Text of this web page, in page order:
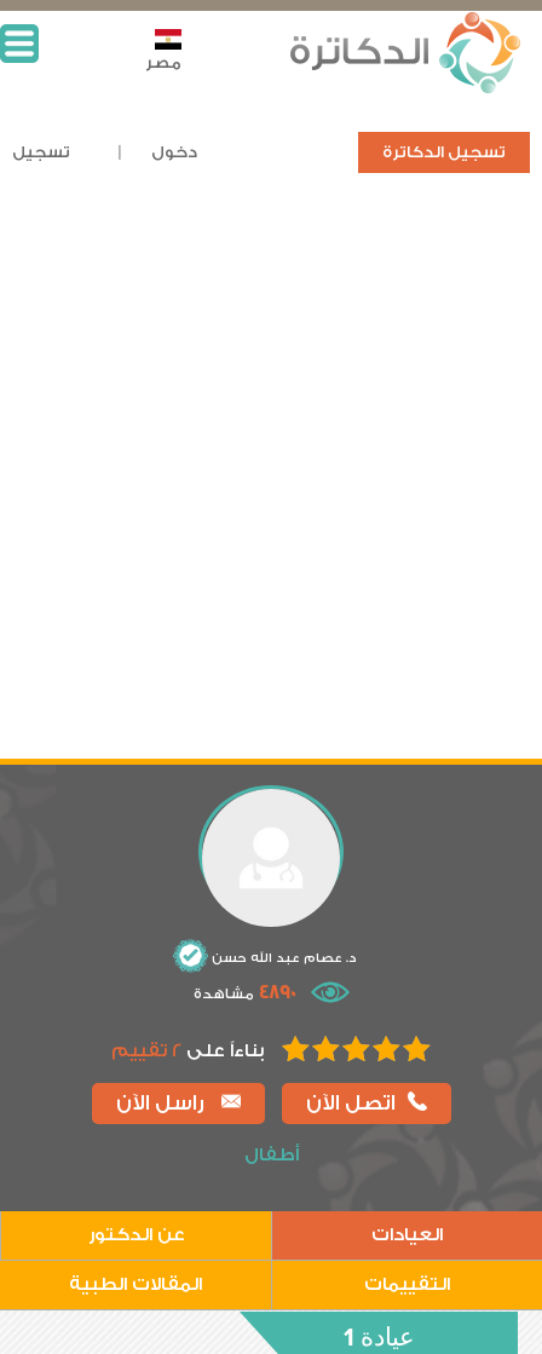
تسجيل الدكاترة دخول تسجيل
مصر
د. عصام عبد الله حسن
4890 مشاهدة
بناءاً على 2 تقييم
اتصل الآن راسل الآن
أطفال
العيادات عن الدكتور
التقييمات المقالات الطبية
عيادة 1